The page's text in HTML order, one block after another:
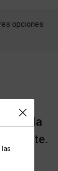
las
opciones
para la